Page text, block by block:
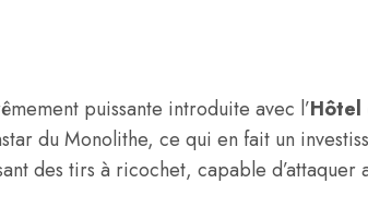
puissante introduite avec l’Hôtel
du Monolithe, ce qui en fait un
des tirs à ricochet, capable d’attaquer